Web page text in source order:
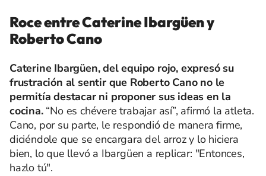
Roce entre Caterine Ibargüen y
Roberto Cano
Caterine Ibargüen, del equipo rojo, expresó su
frustración al sentir que Roberto Cano no le
permitía destacar ni proponer sus ideas en la
cocina.“No es chévere trabajar así”, afirmó la atleta.
Cano, por su parte, le respondió de manera firme,
diciéndole que se encargara del arroz y lo hiciera
bien, lo que llevó a Ibargüen a replicar: "Entonces,
hazlo tú".